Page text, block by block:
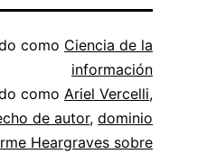
como Ciencia de la
información
como Ariel Vercelli,
de autor, dominio
Heargraves sobre